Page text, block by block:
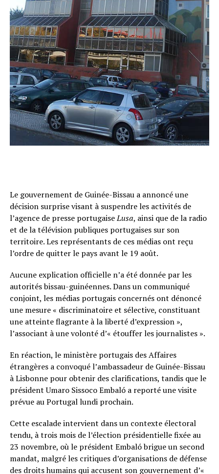
Le gouvernement de Guinée-Bissau a annoncé une
décision surprise visant à suspendre les activités de
l’agence de presse portugaiseLusa, ainsi que de la radio
et de la télévision publiques portugaises sur son
territoire. Les représentants de ces médias ont reçu
l’ordre de quitter le pays avant le 19 août.
Aucune explication officielle n’a été donnée par les
autorités bissau-guinéennes. Dans un communiqué
conjoint, les médias portugais concernés ont dénoncé
une mesure « discriminatoire et sélective, constituant
une atteinte flagrante à la liberté d’expression »,
l’associant à une volonté d’« étouffer les journalistes ».
En réaction, le ministère portugais des Affaires
étrangères a convoqué l’ambassadeur de Guinée-Bissau
à Lisbonne pour obtenir des clarifications, tandis que le
président Umaro Sissoco Embaló a reporté une visite
prévue au Portugal lundi prochain.
Cette escalade intervient dans un contexte électoral
tendu, à trois mois de l’élection présidentielle fixée au
23 novembre, où le président Embaló brigue un second
mandat, malgré les critiques d’organisations de défense
des droits humains qui accusent son gouvernement d’«